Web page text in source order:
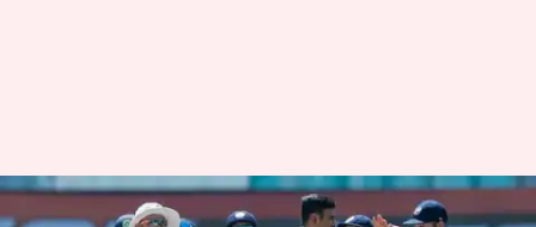
ஐசிசி டெஸ்ட் பந்துவீச்சு